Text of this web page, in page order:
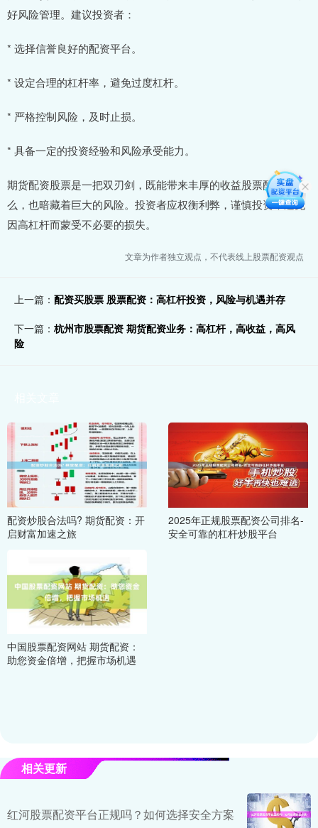
好风险管理。建议投资者：
* 选择信誉良好的配资平台。
* 设定合理的杠杆率，避免过度杠杆。
* 严格控制风险，及时止损。
* 具备一定的投资经验和风险承受能力。
期货配资股票是一把双刃剑，既能带来丰厚的收益股票配资是什
么，也暗藏着巨大的风险。投资者应权衡利弊，谨慎投资，避免
因高杠杆而蒙受不必要的损失。
文章为作者独立观点，不代表线上股票配资观点
上一篇： 配资买股票 股票配资：高杠杆投资，风险与机遇并存
下一篇： 杭州市股票配资 期货配资业务：高杠杆，高收益，高风
险
配资炒股合法吗? 期货配资：开
启财富加速之旅
2025年正规股票配资公司排名-
安全可靠的杠杆炒股平台
中国股票配资网站 期货配资：
助您资金倍增，把握市场机遇
相关更新
红河股票配资平台正规吗？如何选择安全方案